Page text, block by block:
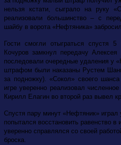
нельзя кстати, сыграло на руку
реализовали большинство – с
шайбу в ворота «Нефтяника»
Гости смогли отыграться спустя
Кочуров замкнул передачу
последовали очередные удаления у
штрафом были наказаны Рустем
за подножку). «Сокол» своего
игре уверенно реализовал
Кирилл Елагин во второй раз вывел
Спустя пару минут «Нефтяник»
попытался восстановить равенство
уверенно справлялся со своей
броска.